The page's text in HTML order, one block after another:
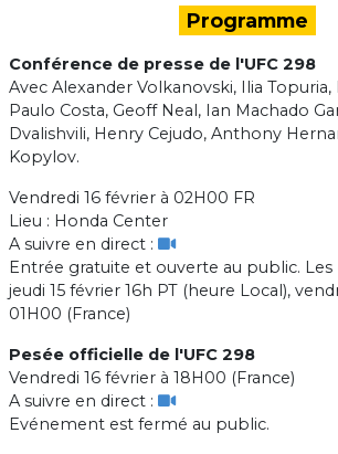
Programme
Conférence de presse de l'UFC 298
Avec Alexander Volkanovski, Ilia
Paulo Costa, Geoff Neal, Ian Machado
Dvalishvili, Henry Cejudo, Anthony
Kopylov.
Vendredi 16 février à 02H00 FR
Lieu : Honda Center
A suivre en direct :
Entrée gratuite et ouverte au public.
jeudi 15 février 16h PT (heure Local),
01H00 (France)
Pesée officielle de l'UFC 298
Vendredi 16 février à 18H00 (France)
A suivre en direct :
Evénement est fermé au public.